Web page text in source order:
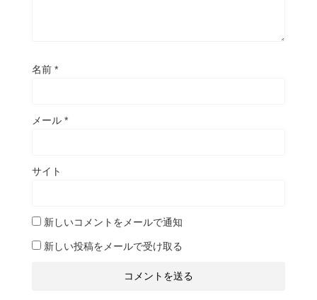
名前 *
メール *
サイト
新しいコメントをメールで通知
新しい投稿をメールで受け取る